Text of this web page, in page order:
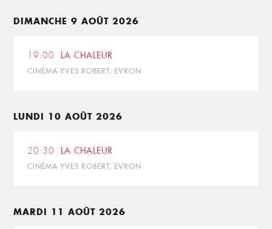
DIMANCHE 9 AOÛT 2026
19:00 LA CHALEUR
CINÉMA YVES ROBERT, EVRON
LUNDI 10 AOÛT 2026
20:30 LA CHALEUR
CINÉMA YVES ROBERT, EVRON
MARDI 11 AOÛT 2026